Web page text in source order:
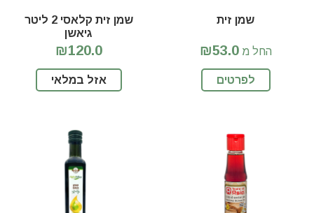
שמן זית
החל מ₪53.0
לפרטים
שמן זית קלאסי 2 ליטר
גיאשן
₪120.0
אזל במלאי